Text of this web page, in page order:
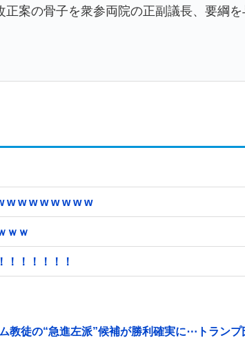
案の骨子を衆参両院の正副議長、要綱を
w w w w w w w w
ｗｗ
！！！！！！
教徒の“急進左派”候補が勝利確実に⋯トランプ